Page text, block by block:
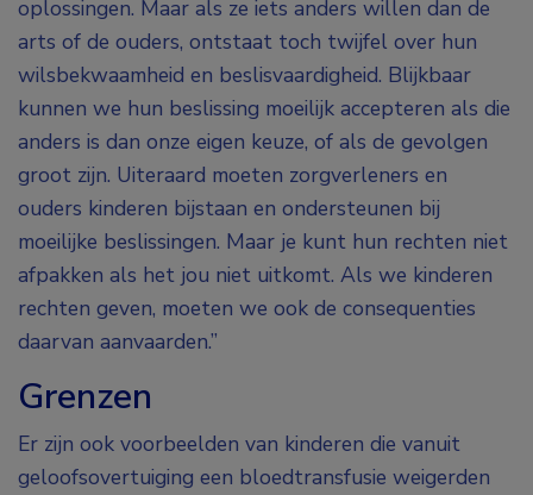
oplossingen. Maar als ze iets anders willen dan de
arts of de ouders, ontstaat toch twijfel over hun
wilsbekwaamheid en beslisvaardigheid. Blijkbaar
kunnen we hun beslissing moeilijk accepteren als die
anders is dan onze eigen keuze, of als de gevolgen
groot zijn. Uiteraard moeten zorgverleners en
ouders kinderen bijstaan en ondersteunen bij
moeilijke beslissingen. Maar je kunt hun rechten niet
afpakken als het jou niet uitkomt. Als we kinderen
rechten geven, moeten we ook de consequenties
daarvan aanvaarden.”
Grenzen
Er zijn ook voorbeelden van kinderen die vanuit
geloofsovertuiging een bloedtransfusie weigerden